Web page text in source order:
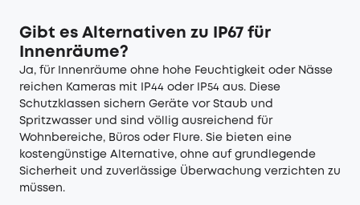
Gibt es Alternativen zu IP67 für
Innenräume?
Ja, für Innenräume ohne hohe Feuchtigkeit oder Nässe
reichen Kameras mit IP44 oder IP54 aus. Diese
Schutzklassen sichern Geräte vor Staub und
Spritzwasser und sind völlig ausreichend für
Wohnbereiche, Büros oder Flure. Sie bieten eine
kostengünstige Alternative, ohne auf grundlegende
Sicherheit und zuverlässige Überwachung verzichten zu
müssen.